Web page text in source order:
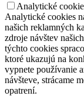
Analytické
Analytické cookies
našich reklamných
zdroje návštev
týchto cookies
ktoré ukazujú na
vypnete používanie
návšteve, strácame
opatrení.